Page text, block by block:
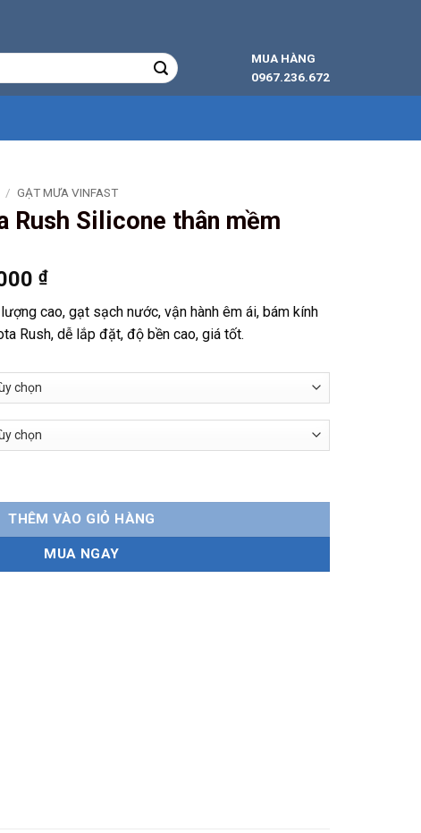
MUA HÀNG
0967.236.672
/ GẠT MƯA VINFAST
Rush Silicone thân mềm
₫Khoảng
từ
129.000 ₫
cao, gạt sạch nước, vận hành êm ái, bám kính
Rush, dễ lắp đặt, độ bền cao, giá tốt.
thân mềm số lượng
THÊM VÀO GIỎ HÀNG
MUA NGAY